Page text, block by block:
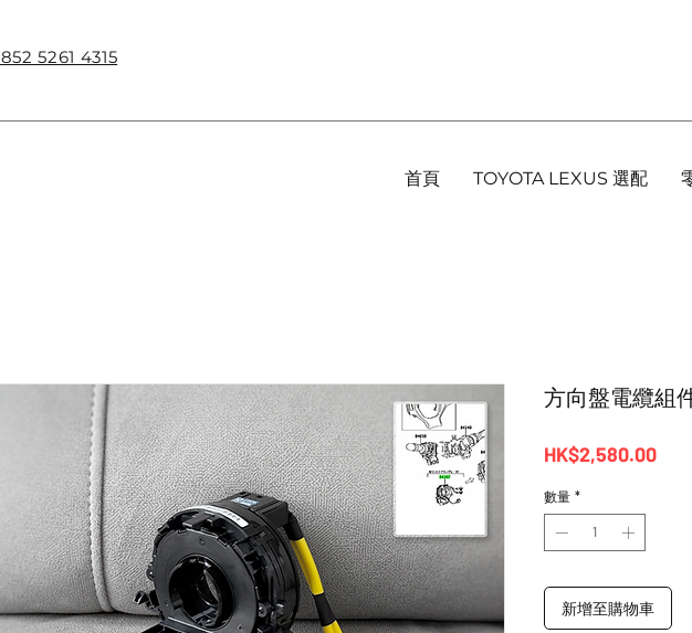
5261 4315
首頁 TOYOTA LEXUS 選配
方向盤電纜組
HK$2,580.00價
數量 *
新增至購物車